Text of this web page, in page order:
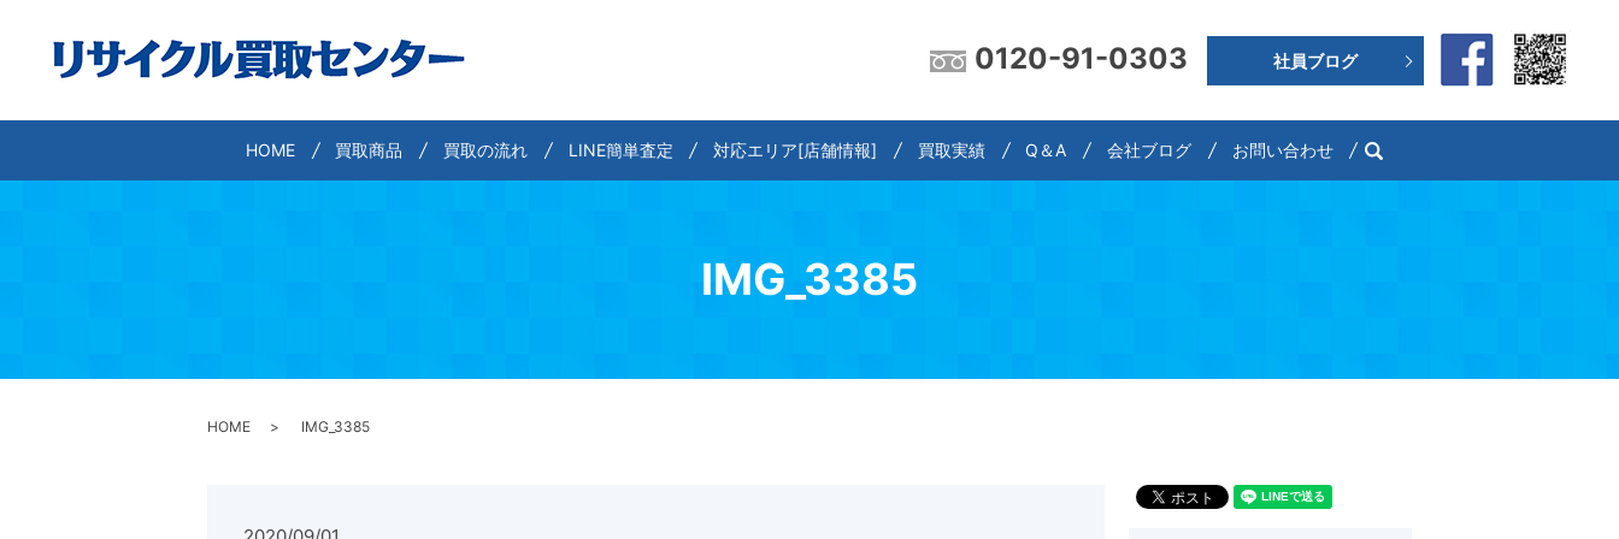
0120-91-0303
HOME 買取商品 買取の流れ LINE簡単査定 対応エリア[店舗情報] 買取実績 Q＆A 会社ブログ
社員ブログ
お問い合わせ search
IMG_3385
HOME IMG_3385